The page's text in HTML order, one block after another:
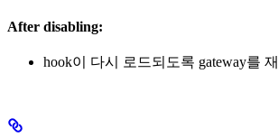
After disabling:
hook이 다시 로드되도록 gateway를